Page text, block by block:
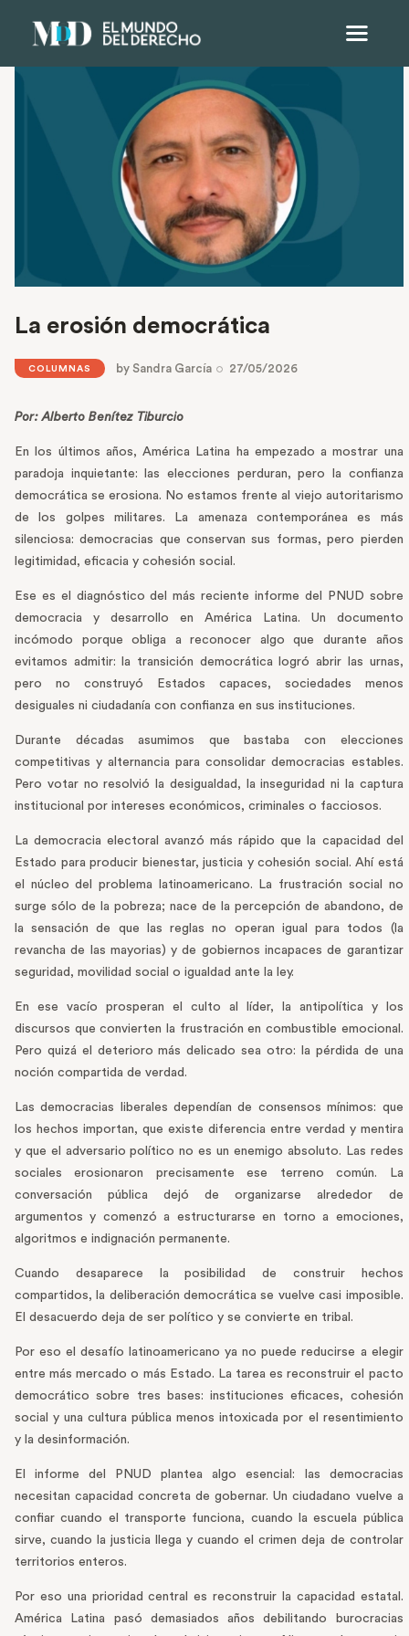
La erosión democrática
COLUMNAS bySandra García 27/05/2026
Por: Alberto Benítez Tiburcio
En los últimos años, América Latina ha empezado a mostrar una
paradoja inquietante: las elecciones perduran, pero la confianza
democrática se erosiona. No estamos frente al viejo autoritarismo
de los golpes militares. La amenaza contemporánea es más
silenciosa: democracias que conservan sus formas, pero pierden
legitimidad, eficacia y cohesión social.
Ese es el diagnóstico del más reciente informe del PNUD sobre
democracia y desarrollo en América Latina. Un documento
incómodo porque obliga a reconocer algo que durante años
evitamos admitir: la transición democrática logró abrir las urnas,
pero no construyó Estados capaces, sociedades menos
desiguales ni ciudadanía con confianza en sus instituciones.
Durante décadas asumimos que bastaba con elecciones
competitivas y alternancia para consolidar democracias estables.
Pero votar no resolvió la desigualdad, la inseguridad ni la captura
institucional por intereses económicos, criminales o facciosos.
La democracia electoral avanzó más rápido que la capacidad del
Estado para producir bienestar, justicia y cohesión social. Ahí está
el núcleo del problema latinoamericano. La frustración social no
surge sólo de la pobreza; nace de la percepción de abandono, de
la sensación de que las reglas no operan igual para todos (la
revancha de las mayorias) y de gobiernos incapaces de garantizar
seguridad, movilidad social o igualdad ante la ley.
En ese vacío prosperan el culto al líder, la antipolítica y los
discursos que convierten la frustración en combustible emocional.
Pero quizá el deterioro más delicado sea otro: la pérdida de una
noción compartida de verdad.
Las democracias liberales dependían de consensos mínimos: que
los hechos importan, que existe diferencia entre verdad y mentira
y que el adversario político no es un enemigo absoluto. Las redes
sociales erosionaron precisamente ese terreno común. La
conversación pública dejó de organizarse alrededor de
argumentos y comenzó a estructurarse en torno a emociones,
algoritmos e indignación permanente.
Cuando desaparece la posibilidad de construir hechos
compartidos, la deliberación democrática se vuelve casi imposible.
El desacuerdo deja de ser político y se convierte en tribal.
Por eso el desafío latinoamericano ya no puede reducirse a elegir
entre más mercado o más Estado. La tarea es reconstruir el pacto
democrático sobre tres bases: instituciones eficaces, cohesión
social y una cultura pública menos intoxicada por el resentimiento
y la desinformación.
El informe del PNUD plantea algo esencial: las democracias
necesitan capacidad concreta de gobernar. Un ciudadano vuelve a
confiar cuando el transporte funciona, cuando la escuela pública
sirve, cuando la justicia llega y cuando el crimen deja de controlar
territorios enteros.
Por eso una prioridad central es reconstruir la capacidad estatal.
América Latina pasó demasiados años debilitando burocracias